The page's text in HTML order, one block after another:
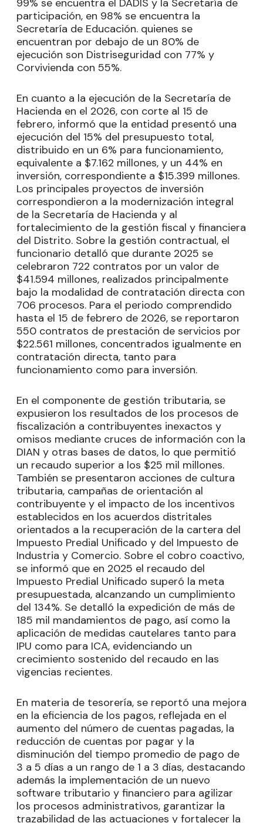
99% se encuentra el DADIS y la Secretaría de
participación, en 98% se encuentra la
Secretaría de Educación. quienes se
encuentran por debajo de un 80% de
ejecución son Distriseguridad con 77% y
Corvivienda con 55%.
En cuanto a la ejecución de la Secretaría de
Hacienda en el 2026, con corte al 15 de
febrero, informó que la entidad presentó una
ejecución del 15% del presupuesto total,
distribuido en un 6% para funcionamiento,
equivalente a $7.162 millones, y un 44% en
inversión, correspondiente a $15.399 millones.
Los principales proyectos de inversión
correspondieron a la modernización integral
de la Secretaría de Hacienda y al
fortalecimiento de la gestión fiscal y financiera
del Distrito. Sobre la gestión contractual, el
funcionario detalló que durante 2025 se
celebraron 722 contratos por un valor de
$41.594 millones, realizados principalmente
bajo la modalidad de contratación directa con
706 procesos. Para el periodo comprendido
hasta el 15 de febrero de 2026, se reportaron
550 contratos de prestación de servicios por
$22.561 millones, concentrados igualmente en
contratación directa, tanto para
funcionamiento como para inversión.
En el componente de gestión tributaria, se
expusieron los resultados de los procesos de
fiscalización a contribuyentes inexactos y
omisos mediante cruces de información con la
DIAN y otras bases de datos, lo que permitió
un recaudo superior a los $25 mil millones.
También se presentaron acciones de cultura
tributaria, campañas de orientación al
contribuyente y el impacto de los incentivos
establecidos en los acuerdos distritales
orientados a la recuperación de la cartera del
Impuesto Predial Unificado y del Impuesto de
Industria y Comercio. Sobre el cobro coactivo,
se informó que en 2025 el recaudo del
Impuesto Predial Unificado superó la meta
presupuestada, alcanzando un cumplimiento
del 134%. Se detalló la expedición de más de
185 mil mandamientos de pago, así como la
aplicación de medidas cautelares tanto para
IPU como para ICA, evidenciando un
crecimiento sostenido del recaudo en las
vigencias recientes.
En materia de tesorería, se reportó una mejora
en la eficiencia de los pagos, reflejada en el
aumento del número de cuentas pagadas, la
reducción de cuentas por pagar y la
disminución del tiempo promedio de pago de
3 a 5 días a un rango de 1 a 3 días, destacando
además la implementación de un nuevo
software tributario y financiero para agilizar
los procesos administrativos, garantizar la
trazabilidad de las actuaciones y fortalecer la